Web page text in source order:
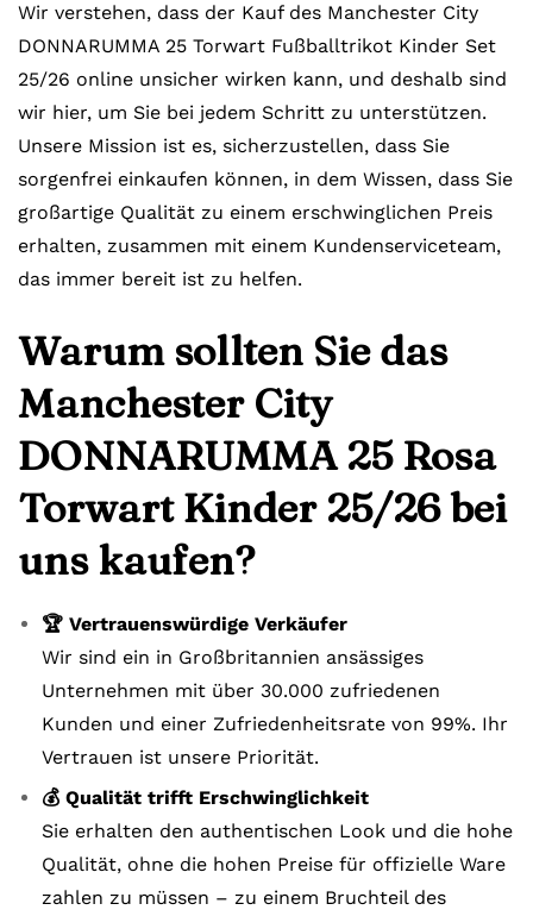
Wir verstehen, dass der Kauf des Manchester City
DONNARUMMA 25 Torwart Fußballtrikot Kinder Set
25/26 online unsicher wirken kann, und deshalb sind
wir hier, um Sie bei jedem Schritt zu unterstützen.
Unsere Mission ist es, sicherzustellen, dass Sie
sorgenfrei einkaufen können, in dem Wissen, dass Sie
großartige Qualität zu einem erschwinglichen Preis
erhalten, zusammen mit einem Kundenserviceteam,
das immer bereit ist zu helfen.
Warum sollten Sie das
Manchester City
DONNARUMMA 25 Rosa
Torwart Kinder 25/26 bei
uns kaufen?
🏆 Vertrauenswürdige Verkäufer
Wir sind ein in Großbritannien ansässiges
Unternehmen mit über 30.000 zufriedenen
Kunden und einer Zufriedenheitsrate von 99%. Ihr
Vertrauen ist unsere Priorität.
💰 Qualität trifft Erschwinglichkeit
Sie erhalten den authentischen Look und die hohe
Qualität, ohne die hohen Preise für offizielle Ware
zahlen zu müssen – zu einem Bruchteil des